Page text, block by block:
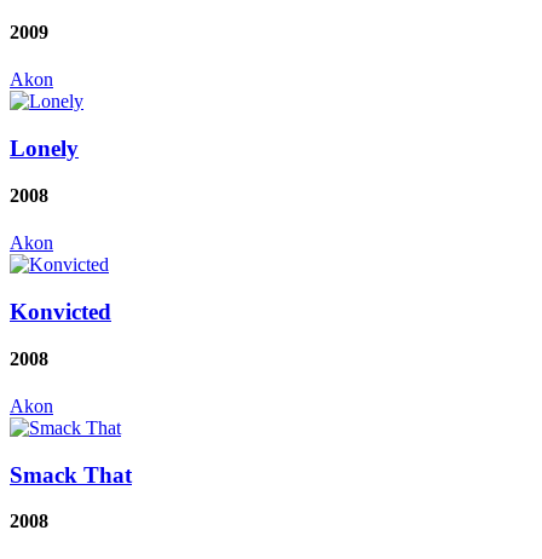
2009
Akon
Lonely
2008
Akon
Konvicted
2008
Akon
Smack That
2008